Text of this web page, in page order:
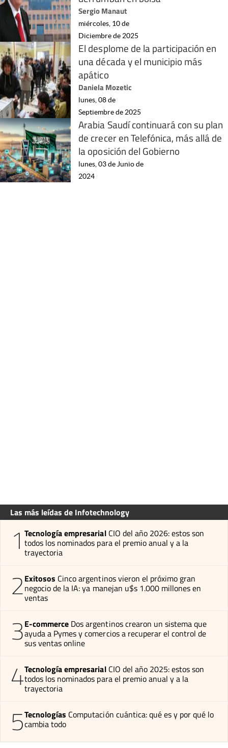
Sergio Manaut
miércoles, 10 de
Diciembre de 2025
El desplome de la participación en
una década y el municipio más
apático
Daniela Mozetic
lunes, 08 de
Septiembre de 2025
Arabia Saudí continuará con su plan
de crecer en Telefónica, más allá de
la oposición del Gobierno
lunes, 03 de Junio de
2024
Las más leídas de Infotechnology
1 Tecnología empresarial CIO del año 2026: estos son
todos los nominados para el premio anual y a la
trayectoria
2Exitosos Cinco argentinos vieron el próximo gran
negocio de la IA: ya manejan u$s 1.000 millones en
ventas
3E-commerce Dos argentinos crearon un sistema que
ayuda a Pymes y comercios a recuperar el control de
sus ventas online
4Tecnología empresarial CIO del año 2025: estos son
todos los nominados para el premio anual y a la
trayectoria
5Tecnologías Computación cuántica: qué es y por qué lo
cambia todo